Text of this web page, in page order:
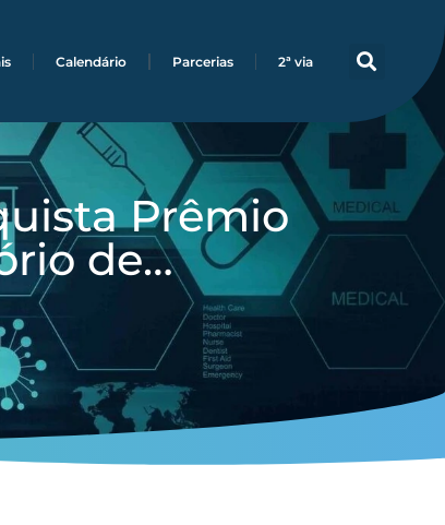
Calendário Parcerias 2ª via
Prêmio
de